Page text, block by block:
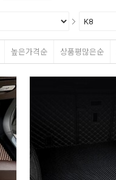
높은가격순 상품평많은순